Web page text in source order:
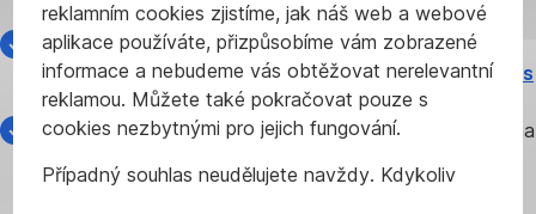
při splnění podmínek akce.
Uzavřít ji můžeteonline, na kterékolipobočce České
spořitelny nebo u některého z našich poradcůČS Plus
či externích partnerů Buřinky.
Nejpozdějido 4 měsíců od uzavření smlouvy
vložte na
můžete provést najednou nebo postupně, ideálně co
reklamním cookies zjistíme, jak náš web a webové
aplikace používáte, přizpůsobíme vám zobrazené
informace a nebudeme vás obtěžovat nerelevantní
reklamou. Můžete také pokračovat pouze s
cookies nezbytnými pro jejich fungování.
Případný souhlas neudělujete navždy. Kdykoliv